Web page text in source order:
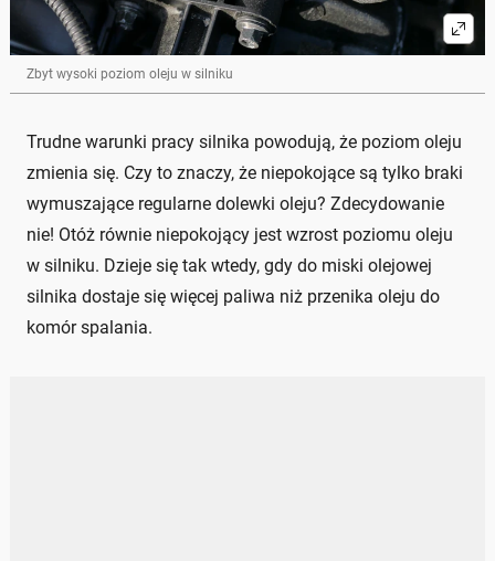
Zbyt wysoki poziom oleju w silniku
Trudne warunki pracy silnika powodują, że poziom oleju
zmienia się. Czy to znaczy, że niepokojące są tylko braki
wymuszające regularne dolewki oleju? Zdecydowanie
nie! Otóż równie niepokojący jest wzrost poziomu oleju
w silniku. Dzieje się tak wtedy, gdy do miski olejowej
silnika dostaje się więcej paliwa niż przenika oleju do
komór spalania.